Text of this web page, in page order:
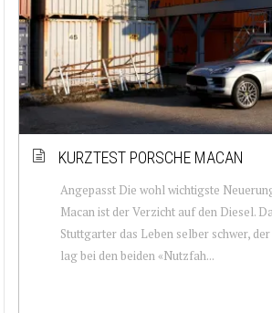
KURZTEST PORSCHE MACAN
Angepasst Die wohl wichtigste
Macan ist der Verzicht auf den Diesel.
Stuttgarter das Leben selber schwer,
lag bei den beiden «Nutzfah...